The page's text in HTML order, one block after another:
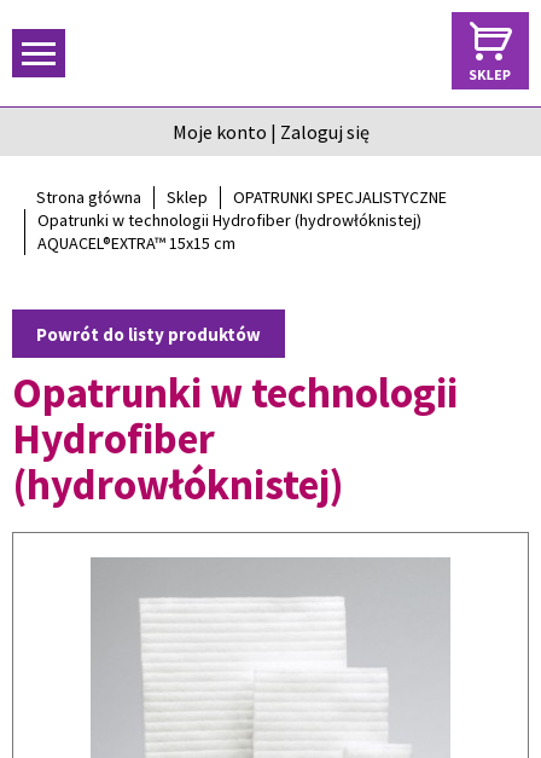
Moje konto | Zaloguj się
Strona główna Sklep
OPATRUNKI SPECJALISTYCZNE
Opatrunki w technologii Hydrofiber (hydrowłóknistej)
AQUACEL®EXTRA™ 15x15 cm
Powrót do listy produktów
Opatrunki w technologii
Hydrofiber
(hydrowłóknistej)